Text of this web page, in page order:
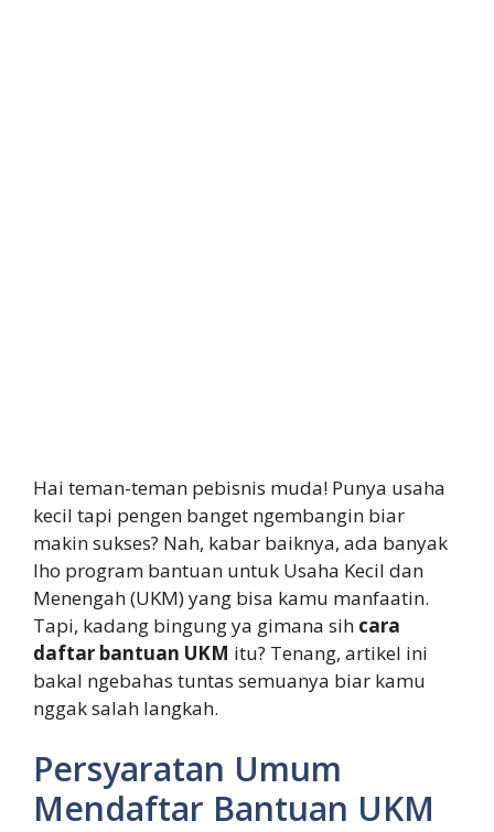
Hai teman-teman pebisnis muda! Punya usaha
kecil tapi pengen banget ngembangin biar
makin sukses? Nah, kabar baiknya, ada banyak
lho program bantuan untuk Usaha Kecil dan
Menengah (UKM) yang bisa kamu manfaatin.
Tapi, kadang bingung ya gimana sih cara
daftar bantuan UKM itu? Tenang, artikel ini
bakal ngebahas tuntas semuanya biar kamu
nggak salah langkah.
Persyaratan Umum
Mendaftar Bantuan UKM